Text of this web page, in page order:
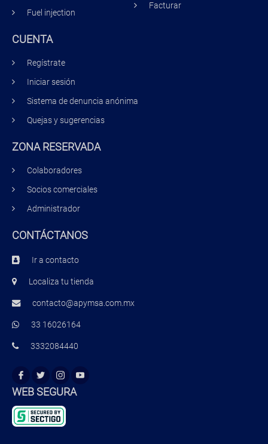
Fuel injection
Facturar
CUENTA
Regístrate
Iniciar sesión
Sistema de denuncia anónima
Quejas y sugerencias
ZONA RESERVADA
Colaboradores
Socios comerciales
Administrador
CONTÁCTANOS
Ir a contacto
Localiza tu tienda
contacto@apymsa.com.mx
33 16026164
3332084440
WEB SEGURA